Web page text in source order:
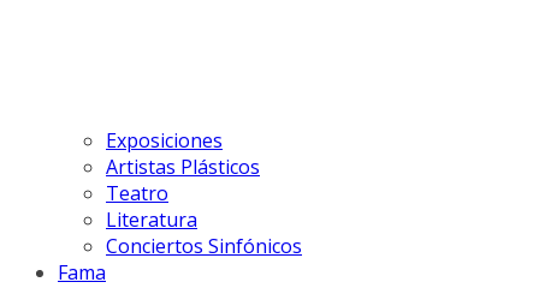
Exposiciones
Artistas Plásticos
Teatro
Literatura
Conciertos Sinfónicos
Fama